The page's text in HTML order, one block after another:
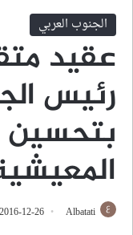
الجنوب العربي
عقيد
رئيس
بتحسين
Albatati
2016-12-26